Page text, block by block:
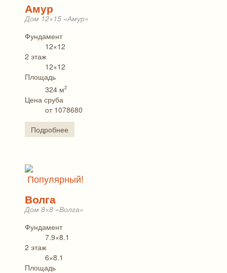
Амур
Дом 12×15 «Амур»
Фундамент
12×12
2 этаж
12×12
Площадь
324 м2
Цена сруба
от 1078680
Подробнее
Популярный!
Волга
Дом 8×8 «Волга»
Фундамент
7.9×8.1
2 этаж
6×8.1
Площадь